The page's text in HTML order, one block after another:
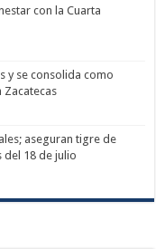
con la Cuarta
y se consolida como
aseguran tigre de
del 18 de julio